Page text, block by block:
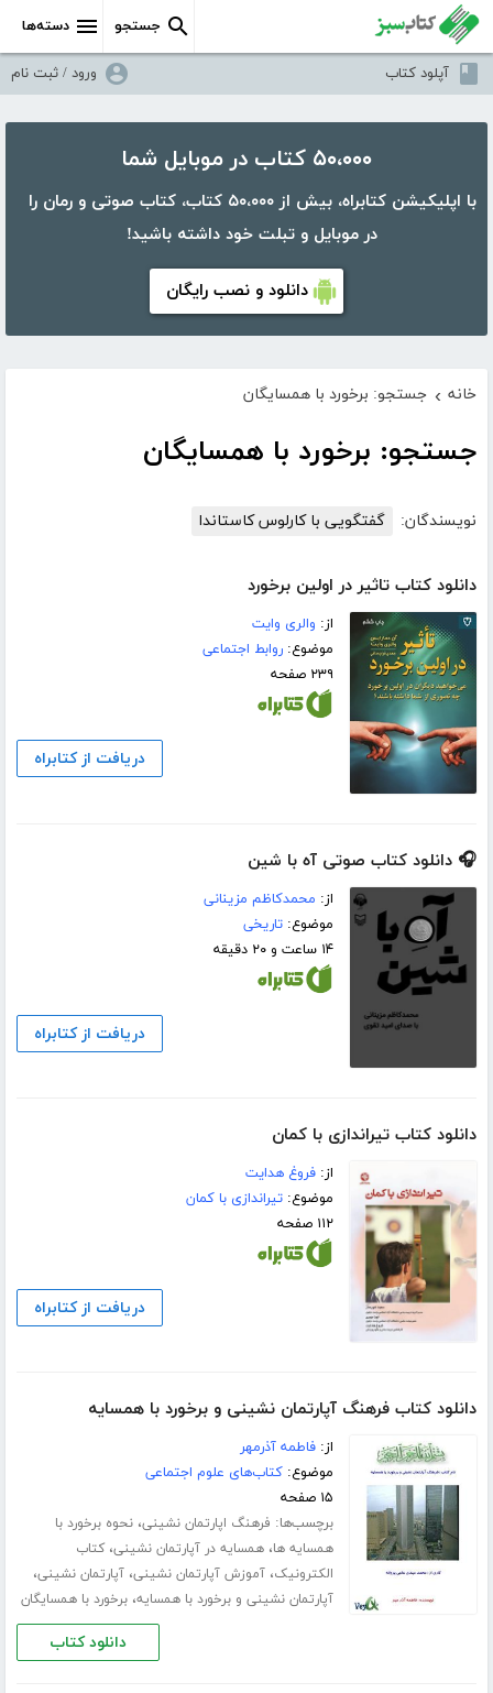
دسته‌ها جستجو
آپلود کتاب ورود / ثبت نام
۵۰،۰۰۰ کتاب در موبایل شما
با اپلیکیشن کتابراه، بیش از ۵۰،۰۰۰ کتاب، کتاب صوتی و رمان را
در موبایل و تبلت خود داشته باشید!
دانلود و نصب رایگان
خانه › جستجو: برخورد با همسایگان
جستجو: برخورد با همسایگان
نویسندگان: گفتگویی با کارلوس کاستاندا
دانلود کتاب تاثیر در اولین برخورد
از: والری وایت
موضوع:روابط اجتماعی
۲۳۹ صفحه
دریافت از کتابراه
🎧 دانلود کتاب صوتی آه با شین
از: محمدکاظم مزینانی
موضوع:تاریخی
۱۴ ساعت و ۲۰ دقیقه
دریافت از کتابراه
دانلود کتاب تیراندازى با کمان
از:فروغ هدایت
موضوع:تیراندازی با کمان
۱۱۲ صفحه
دریافت از کتابراه
دانلود کتاب فرهنگ آپارتمان نشینی و برخورد با همسایه
از:فاطمه آذرمهر
موضوع:کتاب‌های علوم اجتماعی
۱۵ صفحه
برچسب‌ها: فرهنگ اپارتمان نشینی،نحوه برخورد با
همسایه ها،همسایه در آپارتمان نشینی،کتاب
الکترونیک،آموزش آپارتمان نشینی،آپارتمان نشینی،
آپارتمان نشینی و برخورد با همسایه،برخورد با همسایگان
دانلود کتاب